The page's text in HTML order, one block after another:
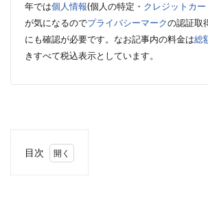
年では個人情報(個人の特定・ クレジットカー
が気になるのでプライバシーマークの認証取
にも確認が必要です。 なお記事内の料金は総
きすべて税込表示としています。
目次